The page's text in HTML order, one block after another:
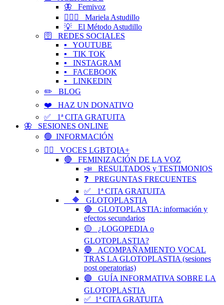
🦋 Femivoz
👱🏻‍♀️ Mariela Astudillo
💡 El Método Astudillo
🛜 REDES SOCIALES
▪️ YOUTUBE
▪️ TIK TOK
▪️ INSTAGRAM
▪️ FACEBOOK
▪️ LINKEDIN
✏️ BLOG
❤️ HAZ UN DONATIVO
✅ 1ª CITA GRATUITA
🦋 SESIONES ONLINE
🟢 INFORMACIÓN
🏳️‍🌈 VOCES LGBTQIA+
🔴 FEMINIZACIÓN DE LA VOZ
📣 RESULTADOS y TESTIMONIOS
❓ PREGUNTAS FRECUENTES
✅ 1ª CITA GRATUITA
🔶 GLOTOPLASTIA
🔴 GLOTOPLASTIA: información y
efectos secundarios
🟡 ¿LOGOPEDIA o
GLOTOPLASTIA?
🔵 ACOMPAÑAMIENTO VOCAL
TRAS LA GLOTOPLASTIA (sesiones
post operatorias)
🟣 GUÍA INFORMATIVA SOBRE LA
GLOTOPLASTIA
✅ 1ª CITA GRATUITA